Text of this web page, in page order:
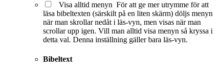
Visa alltid menyn För att ge mer utrymme för att
läsa bibeltexten (särskilt på en liten skärm) döljs menyn
när man skrollar nedåt i läs-vyn, men visas när man
scrollar upp igen. Vill man alltid visa menyn så kryssa i
detta val. Denna inställning gäller bara läs-vyn.
Bibeltext